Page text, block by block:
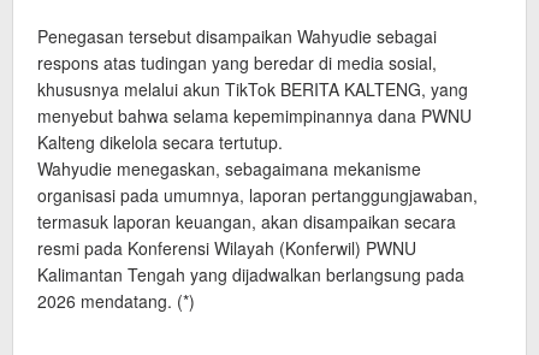
Penegasan tersebut disampaikan Wahyudie sebagai
respons atas tudingan yang beredar di media sosial,
khususnya melalui akun TikTok BERITA KALTENG, yang
menyebut bahwa selama kepemimpinannya dana PWNU
Kalteng dikelola secara tertutup.
Wahyudie menegaskan, sebagaimana mekanisme
organisasi pada umumnya, laporan pertanggungjawaban,
termasuk laporan keuangan, akan disampaikan secara
resmi pada Konferensi Wilayah (Konferwil) PWNU
Kalimantan Tengah yang dijadwalkan berlangsung pada
2026 mendatang. (*)